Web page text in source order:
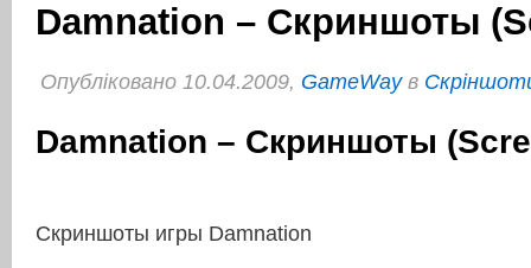
Damnation – Скриншоты
Опубліковано 10.04.2009, GameWayв
Damnation – Скриншоты
Скриншоты игры Damnation